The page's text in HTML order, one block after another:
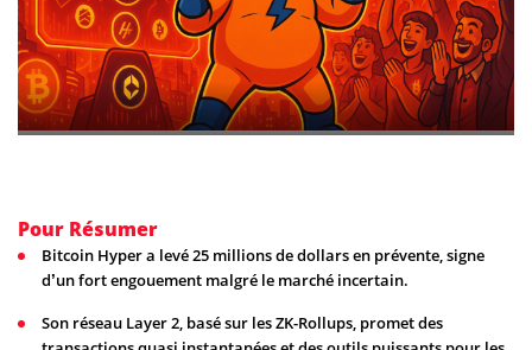
Pour Résumer
Bitcoin Hyper a levé 25 millions de dollars en prévente, signe
d’un fort engouement malgré le marché incertain.
Son réseau Layer 2, basé sur les ZK-Rollups, promet des